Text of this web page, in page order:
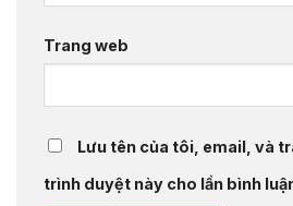
Trang web
Lưu tên của tôi, email, và
trình duyệt này cho lần bình